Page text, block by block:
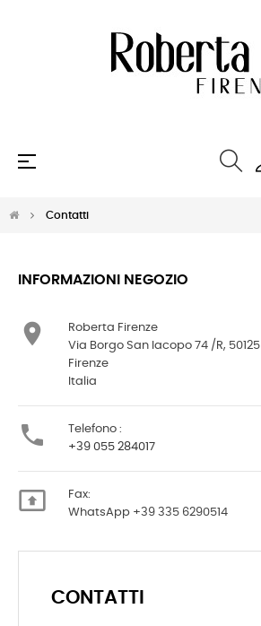
navigazione
☰
Contatti
INFORMAZIONI NEGOZIO

Roberta Firenze
Via Borgo San Iacopo 74 /R, 50125
Firenze
Italia

Telefono :
+39 055 284017

Fax:
WhatsApp +39 335 6290514
CONTATTI